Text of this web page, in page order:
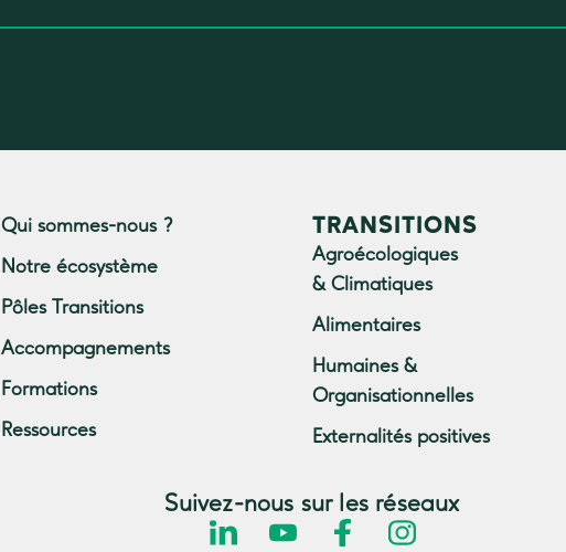
Qui sommes-nous ?
Notre écosystème
Pôles Transitions
Accompagnements
Formations
Ressources
TRANSITIONS
Agroécologiques
& Climatiques
Alimentaires
Humaines &
Organisationnelles
Externalités positives
Suivez-nous sur les réseaux